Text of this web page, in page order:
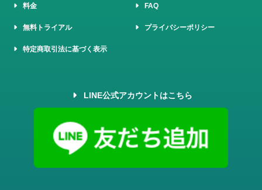
料金 FAQ
無料トライアル プライバシーポリシー
特定商取引法に基づく表示
LINE公式アカウントはこちら